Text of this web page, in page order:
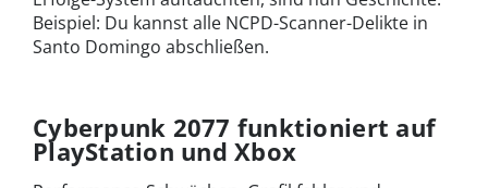
Beispiel: Du kannst alle NCPD-Scanner-Delikte in
Santo Domingo abschließen.
Cyberpunk 2077 funktioniert auf
PlayStation und Xbox